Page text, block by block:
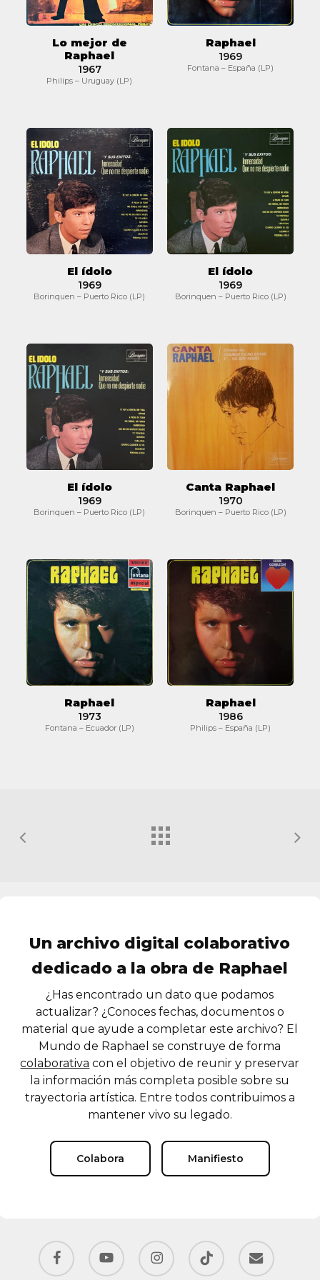
Lo mejor de
Raphael
1967
Philips – Uruguay (LP)
Raphael
1969
Fontana – España (LP)
El
ídolo
El ídolo
1969
Borinquen – Puerto Rico (LP)
ídolo
El ídolo
1969
Borinquen – Puerto Rico (LP)
ídolo
El ídolo
1969
Borinquen – Puerto Rico (LP)
Canta
Raphael
Canta Raphael
1970
Borinquen – Puerto Rico (LP)
Raphael
Raphael
1973
Fontana – Ecuador (LP)
Raphael
Raphael
1986
Philips – España (LP)
Un archivo digital colaborativo
dedicado a la obra de Raphael
¿Has encontrado un dato que podamos
actualizar? ¿Conoces fechas, documentos o
material que ayude a completar este archivo? El
Mundo de Raphael se construye de forma
colaborativa con el objetivo de reunir y preservar
la información más completa posible sobre su
trayectoria artística. Entre todos contribuimos a
mantener vivo su legado.
Colabora Manifiesto
facebook youtube instagram tiktok email